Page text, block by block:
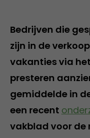
Bedrijven die
zijn in de
vakanties via
presteren
gemiddelde in
een recent
vakblad voor de